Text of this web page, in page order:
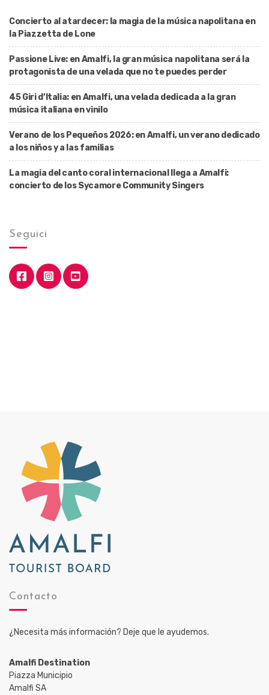
Concierto al atardecer: la magia de la música napolitana en
la Piazzetta de Lone
Passione Live: en Amalfi, la gran música napolitana será la
protagonista de una velada que no te puedes perder
45 Giri d’Italia: en Amalfi, una velada dedicada a la gran
música italiana en vinilo
Verano de los Pequeños 2026: en Amalfi, un verano dedicado
a los niños y a las familias
La magia del canto coral internacional llega a Amalfi:
concierto de los Sycamore Community Singers
Seguici
Contacto
¿Necesita más información? Deje que le ayudemos.
Amalfi Destination
Piazza Municipio
Amalfi SA